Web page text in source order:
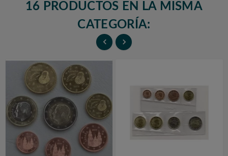
16 PRODUCTOS EN LA MISMA
CATEGORÍA:
 